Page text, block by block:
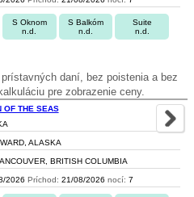
S Oknom
n.d.
S Balkóm
n.d.
Suite
n.d.
daní, bez poistenia a bez
pre zobrazenie ceny.
OF THE SEAS
ALASKA
BRITISH COLUMBIA
2026 Príchod: 21/08/2026 nocí: 7